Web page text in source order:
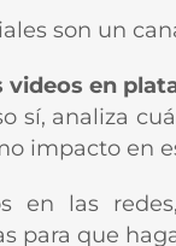
son un
en
sí, analiza
impacto en
en las
para que